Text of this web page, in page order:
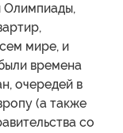
Олимпиады,
мире, и
времена
очередей в
(а также
со